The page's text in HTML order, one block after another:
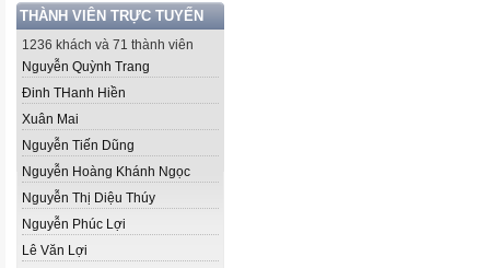
THÀNH VIÊN TRỰC TUYẾN
1236 khách và 71 thành viên
Nguyễn Quỳnh Trang
Đinh THanh Hiền
Xuân Mai
Nguyễn Tiến Dũng
Nguyễn Hoàng Khánh Ngọc
Nguyễn Thị Diệu Thúy
Nguyễn Phúc Lợi
Lê Văn Lợi